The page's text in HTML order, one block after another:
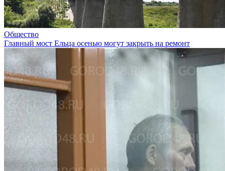
Общество
Главный мост Ельца осенью могут закрыть на ремонт